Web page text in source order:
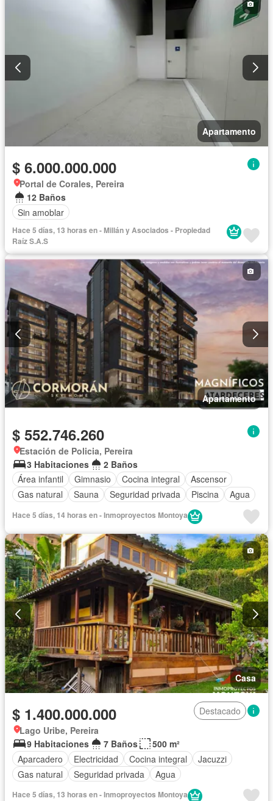
Apartamento
$ 6.000.000.000
Portal de Corales, Pereira
12 Baños
Sin amoblar
Hace 5 días, 13 horas en - Millán y Asociados - Propiedad
Raíz S.A.S
Apartamento
$ 552.746.260
Estación de Policia, Pereira
3 Habitaciones
2 Baños
Área infantil
Gimnasio Cocina integral
Ascensor
Gas natural
Sauna Seguridad privada Piscina Agua
Hace 5 días, 14 horas en - Inmoproyectos Montoya
Casa
$ 1.400.000.000
Destacado
Lago Uribe, Pereira
9 Habitaciones
7 Baños
500 m²
Aparcadero
Electricidad Cocina integral
Jacuzzi
Gas natural
Seguridad privada Agua
Hace 5 días, 13 horas en - Inmoproyectos Montoya